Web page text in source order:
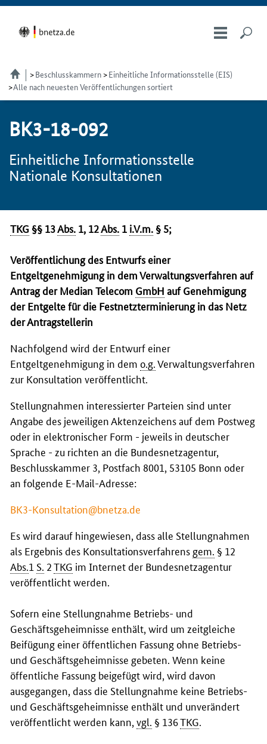
Beschlusskammern
Einheitliche Informationsstelle (EIS)
Alle nach neuesten Veröffentlichungen sortiert
BK3-18-092
Einheitliche Informationsstelle
Nationale Konsultationen
TKG §§ 13Abs. 1, 12Abs. 1 i.V.m.§ 5;
Veröffentlichung des Entwurfs einer
Entgeltgenehmigung in dem Verwaltungsverfahren auf
Antrag der Median Telecom GmbH auf Genehmigung
der Entgelte für die Festnetzterminierung in das Netz
der Antragstellerin
Nachfolgend wird der Entwurf einer
Entgeltgenehmigung in dem o.g. Verwaltungsverfahren
zur Konsultation veröffentlicht.
Stellungnahmen interessierter Parteien sind unter
Angabe des jeweiligen Aktenzeichens auf dem Postweg
oder in elektronischer Form - jeweils in deutscher
Sprache - zu richten an die Bundesnetzagentur,
Beschlusskammer 3, Postfach 8001, 53105 Bonn oder
an folgende E-Mail-Adresse:
BK3-Konsultation@bnetza.de
Es wird darauf hingewiesen, dass alle Stellungnahmen
als Ergebnis des Konsultationsverfahrens gem. § 12
Abs. 1 S. 2TKG im Internet der Bundesnetzagentur
veröffentlicht werden.
Sofern eine Stellungnahme Betriebs- und
Geschäftsgeheimnisse enthält, wird um zeitgleiche
Beifügung einer öffentlichen Fassung ohne Betriebs-
und Geschäftsgeheimnisse gebeten. Wenn keine
öffentliche Fassung beigefügt wird, wird davon
ausgegangen, dass die Stellungnahme keine Betriebs-
und Geschäftsgeheimnisse enthält und unverändert
veröffentlicht werden kann, vgl. § 136TKG